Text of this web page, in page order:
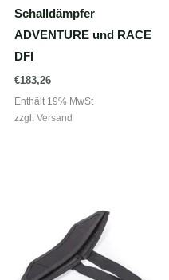
Schalldämpfer
ADVENTURE und RACE
DFI
€183,26
Enthält 19% MwSt
zzgl. Versand